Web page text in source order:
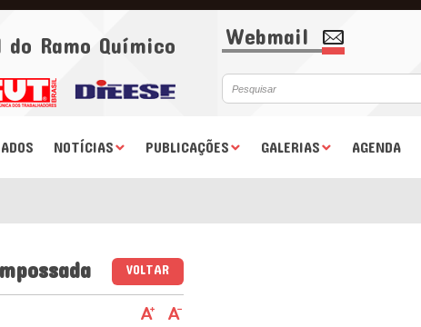
Ramo Químico Webmail
NOTÍCIAS PUBLICAÇÕES GALERIAS AGENDA
VOLTAR